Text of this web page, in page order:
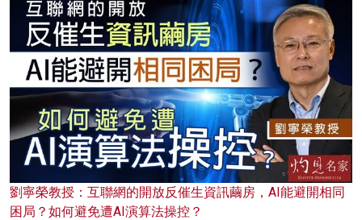
劉寧榮教授：互聯網的開放反催生資訊繭房，AI能避開相同
困局？如何避免遭AI演算法操控？